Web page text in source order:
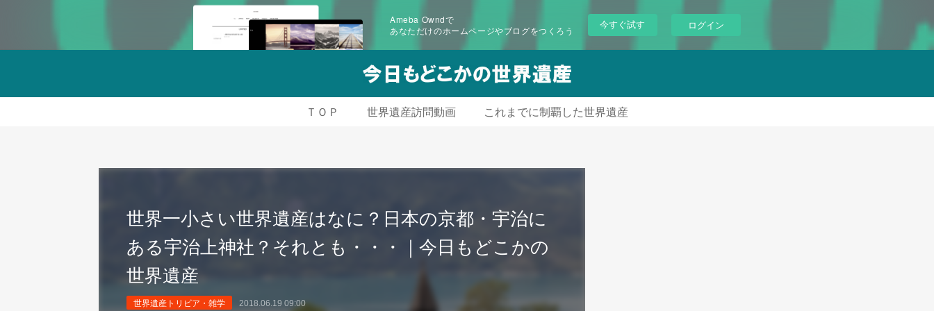
Ameba Owndで
あなただけのホームページやブログをつくろう
今すぐ試す ログイン
ＴＯＰ 世界遺産訪問動画 これまでに制覇した世界遺産
世界一小さい世界遺産はなに？日本の京都・宇治に
ある宇治上神社？それとも・・・｜今日もどこかの
世界遺産
世界遺産トリビア・雑学 2018.06.19 09:00